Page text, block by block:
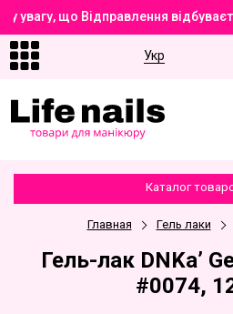
увагу, що Відправлення
Укр
Каталог
Главная Гель лаки
Гель-лак DNKa’
#0074,